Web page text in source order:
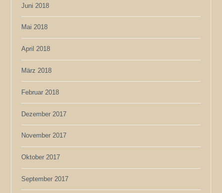
Juni 2018
Mai 2018
April 2018
März 2018
Februar 2018
Dezember 2017
November 2017
Oktober 2017
September 2017